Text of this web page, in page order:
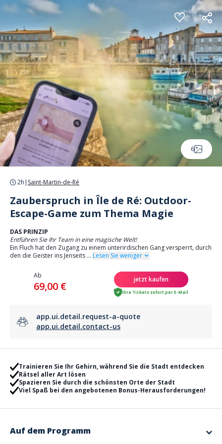
Cookie-Einstellungen
6
2h | Saint-Martin-de-Ré
Zauberspruch in Île de Ré: Outdoor-
Escape-Game zum Thema Magie
DAS PRINZIP
Entführen Sie Ihr Team in eine magische Welt!
Ein Fluch hat den Zugang zu einem unterirdischen Gang versperrt, durch
den die Geister ins Jenseits ... Lesen Sie weniger
Ab
69,00 €
jetzt kaufen
Ihre Tickets sofort per E-Mail
app.ui.detail.request-a-quote
app.ui.detail.contact-us
Trainieren Sie Ihr Gehirn, während Sie die Stadt entdecken
Rätsel aller Art lösen
Spazieren Sie durch die schönsten Orte der Stadt
Viel Spaß bei den angebotenen Bonus-Herausforderungen!
Auf dem Programm